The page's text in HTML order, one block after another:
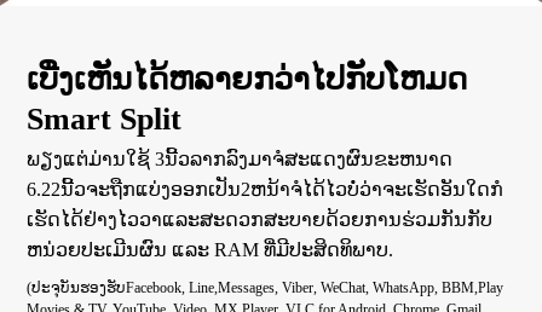
ເບີ່ງເຫັນໄດ້ຫລາຍກວ່າໄປກັບໂຫມດ
Smart Split
ພຽງແຕ່ມ່ານໃຊ້ 3ນີ້ວລາກລົງມາຈໍສະແດງຜົນຂະຫນາດ
6.22ນີ້ວຈະຖືກແບ່ງອອກເປັນ2ຫນ້າຈໍໄດ້ໄວບໍ່ວ່າຈະເຮັດອັນໃດກໍ
ເຮັດໄດ້ຢ່າງໄວວາແລະສະດວກສະບາຍດ້ວຍການຮ່ວມກັນກັບ
ຫນ່ວຍປະເມີນຜົນ ແລະ RAM ທີ່ມີປະສິດທິພາບ.
(ປະຈຸບັນຮອງຮັບFacebook, Line,Messages, Viber, WeChat, WhatsApp, BBM,Play